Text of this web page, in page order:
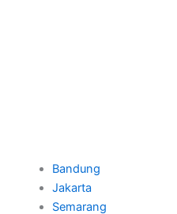
Bandung
Jakarta
Semarang